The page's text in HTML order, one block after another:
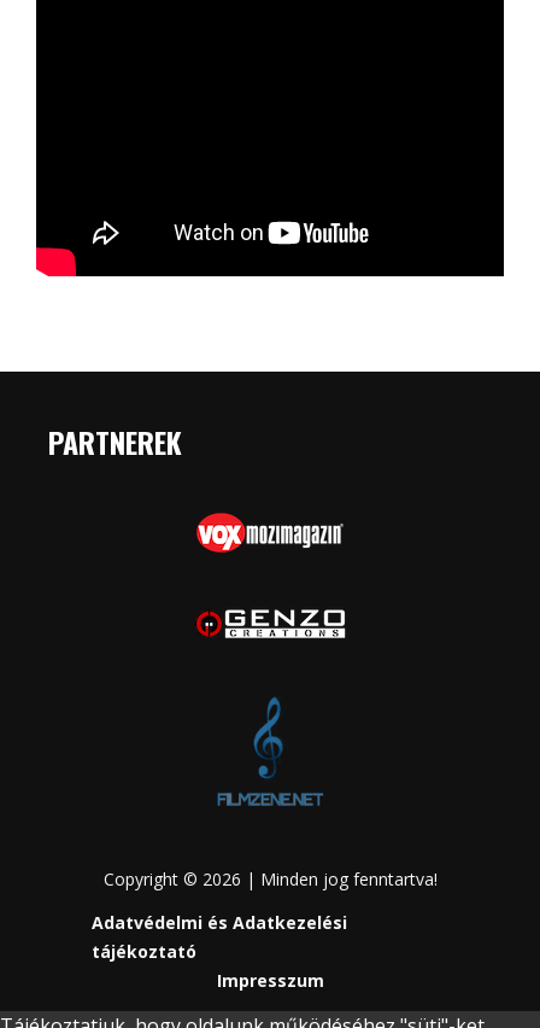
PARTNEREK
Copyright © 2026 | Minden jog fenntartva!
Adatvédelmi és Adatkezelési
tájékoztató
Impresszum